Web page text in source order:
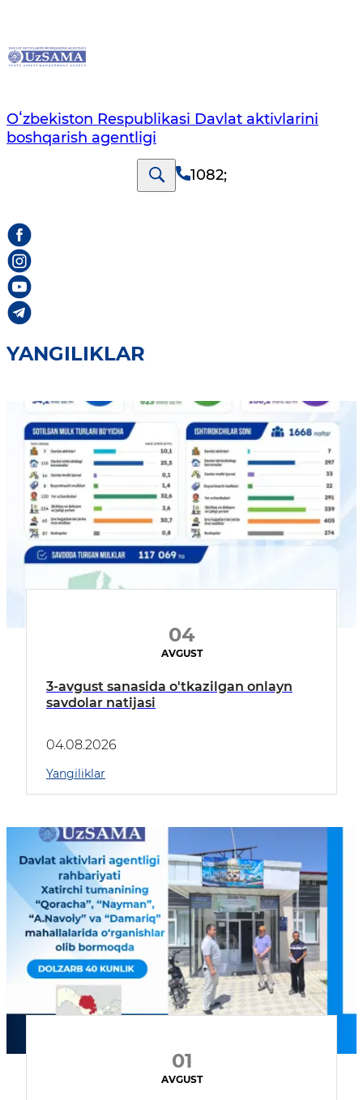
Oʻzbekiston Respublikasi Davlat aktivlarini
boshqarish agentligi
1082;
YANGILIKLAR
04
AVGUST
3-avgust sanasida o'tkazilgan onlayn
savdolar natijasi
04.08.2026
Yangiliklar
01
AVGUST